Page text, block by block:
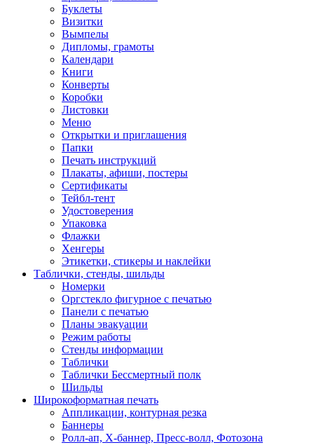
Буклеты
Визитки
Вымпелы
Дипломы, грамоты
Календари
Книги
Конверты
Коробки
Листовки
Меню
Открытки и приглашения
Папки
Печать инструкций
Плакаты, афиши, постеры
Сертификаты
Тейбл-тент
Удостоверения
Упаковка
Флажки
Хенгеры
Этикетки, стикеры и наклейки
Таблички, стенды, шильды
Номерки
Оргстекло фигурное с печатью
Панели с печатью
Планы эвакуации
Режим работы
Стенды информации
Таблички
Таблички Бессмертный полк
Шильды
Широкоформатная печать
Аппликации, контурная резка
Баннеры
Ролл-ап, X-баннер, Пресс-волл, Фотозона